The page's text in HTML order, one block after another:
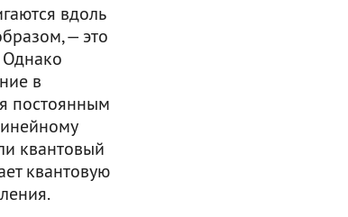
вдоль
— это
Однако
в
постоянным
квантовый
квантовую